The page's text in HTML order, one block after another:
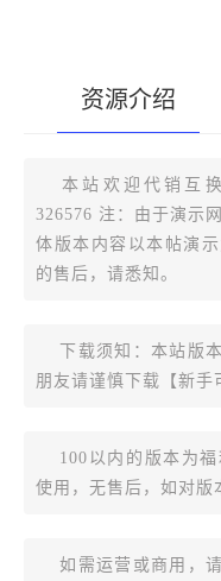
资源介绍
本站欢迎代销互
326576 注：由于演示
体版本内容以本帖演
的售后，请悉知。
下载须知：本站版
朋友请谨慎下载【新手
100以内的版本为
使用，无售后，如对版
如需运营或商用，